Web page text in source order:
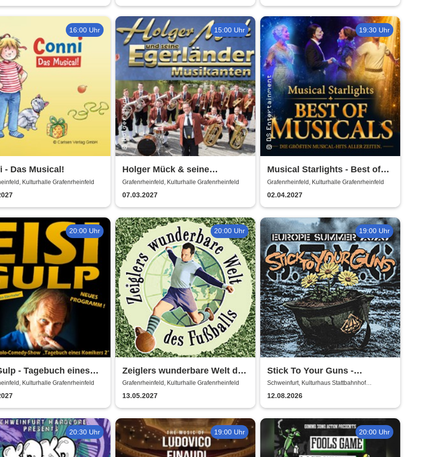
16:00 Uhr
- Das Musical!
Kulturhalle Grafenrheinfeld
15:00 Uhr
Holger Mück & seine
Egerländer Musikanten
Grafenrheinfeld, Kulturhalle Grafenrheinfeld
07.03.2027
19:30 Uhr
Musical Starlights - Best of
Musicals
Grafenrheinfeld, Kulturhalle Grafenrheinfeld
02.04.2027
20:00 Uhr
- Tagebuch eines
2 (neues
Kulturhalle Grafenrheinfeld
20:00 Uhr
Zeiglers wunderbare Welt des
Fußballs - Immer Glück ist
Können!
Grafenrheinfeld, Kulturhalle Grafenrheinfeld
13.05.2027
19:00 Uhr
Stick To Your Guns -
European Summer 2026
Schweinfurt, Kulturhaus Stattbahnhof
Schweinfurt
12.08.2026
20:30 Uhr 19:00 Uhr 20:00 Uhr